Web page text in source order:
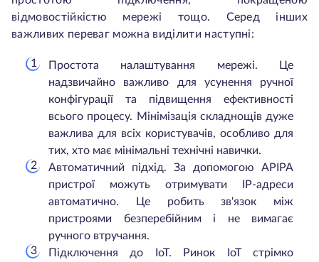
відмовостійкістю мережі тощо. Серед інших
важливих переваг можна виділити наступні:
Простота налаштування мережі. Це
надзвичайно важливо для усунення ручної
конфігурації та підвищення ефективності
всього процесу. Мінімізація складнощів дуже
важлива для всіх користувачів, особливо для
тих, хто має мінімальні технічні навички.
Автоматичний підхід. За допомогою APIPA
пристрої можуть отримувати IP-адреси
автоматично. Це робить зв'язок між
пристроями безперебійним і не вимагає
ручного втручання.
Підключення до IoT. Ринок IoT стрімко